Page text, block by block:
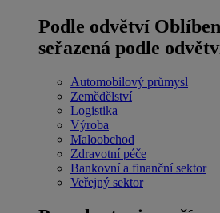
Podle odvětví
seřazená podle
Automobilový průmysl
Zemědělství
Logistika
Výroba
Maloobchod
Zdravotní péče
Bankovní a finanční sektor
Veřejný sektor